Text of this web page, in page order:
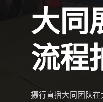
大同
流程
摄行直播大同团队在